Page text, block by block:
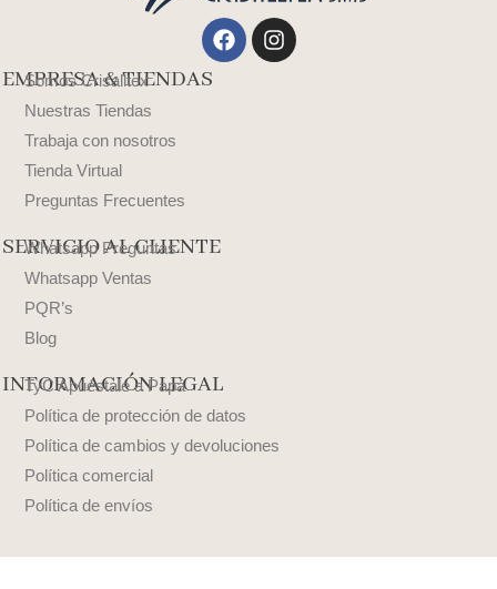
FacebookInstagram
EMPRESA & TIENDAS
Somos Crisalltex
Nuestras Tiendas
Trabaja con nosotros
Tienda Virtual
Preguntas Frecuentes
SERVICIO AL CLIENTE
Whatsapp Preguntas
Whatsapp Ventas
PQR’s
Blog
INFORMACIÓN LEGAL
TyC Apuéstale a Papá
Política de protección de datos
Política de cambios y devoluciones
Política comercial
Política de envíos